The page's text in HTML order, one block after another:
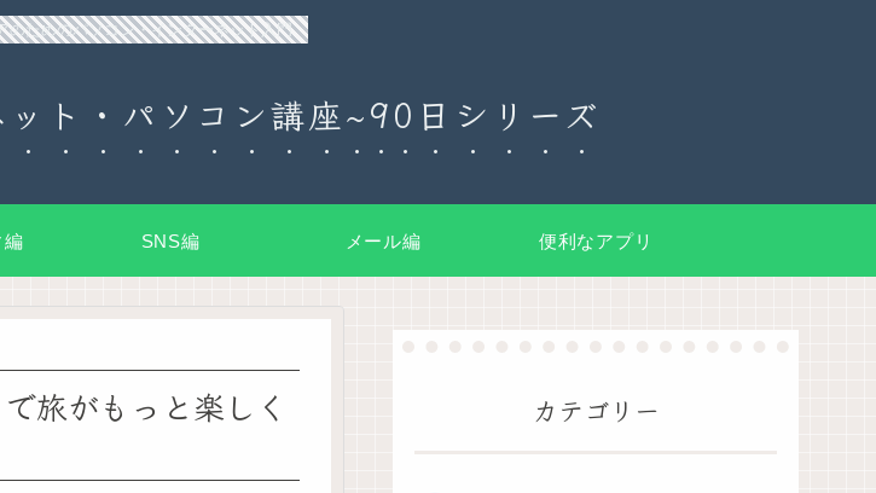
のためのパソコン・インターネット入門
ト・パソコン講座~90日シリーズ
編 SNS編 メール編 便利なアプリ
旅がもっと楽しく
カテゴリー